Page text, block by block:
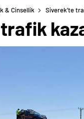
& Cinsellik Siverek’te